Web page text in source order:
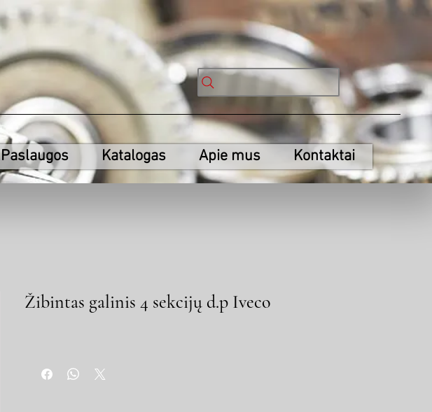
Paslaugos Katalogas Apie mus Kontaktai
Žibintas galinis 4 sekcijų d.p Iveco